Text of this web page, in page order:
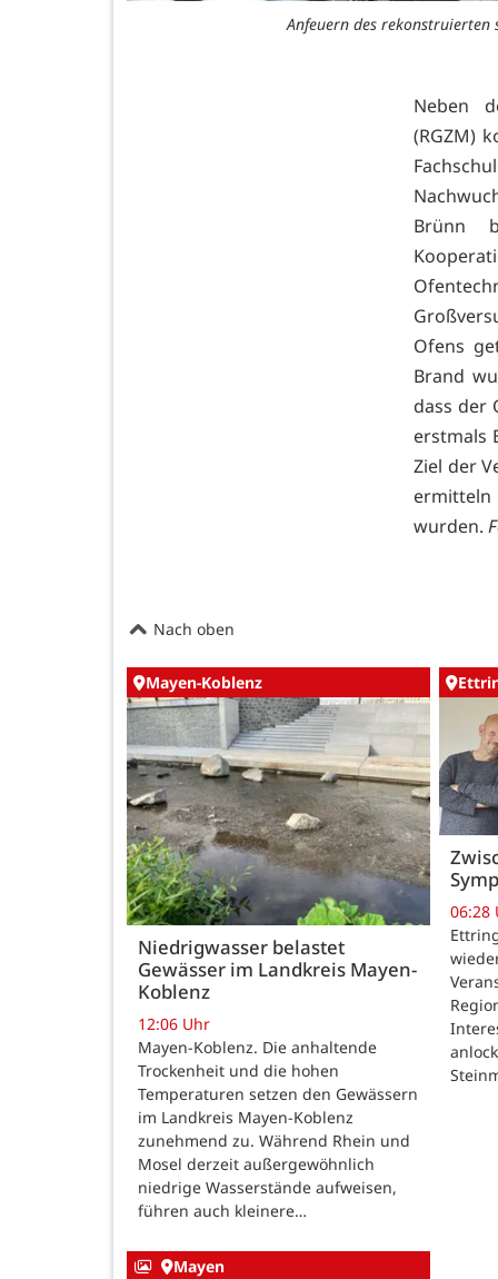
Anfeuern des rekonstruierten
Neben
(RGZM)
Brünn
Ofens
Brand
dass der
erstmals
Ziel der
wurden.
Nach oben
Mayen-Koblenz
Niedrigwasser belastet
Gewässer im Landkreis Mayen-
Koblenz
12:06 Uhr
Mayen-Koblenz. Die anhaltende
Trockenheit und die hohen
Temperaturen setzen den Gewässern
im Landkreis Mayen-Koblenz
zunehmend zu. Während Rhein und
Mosel derzeit außergewöhnlich
niedrige Wasserstände aufweisen,
führen auch kleinere…
06:28
Mayen